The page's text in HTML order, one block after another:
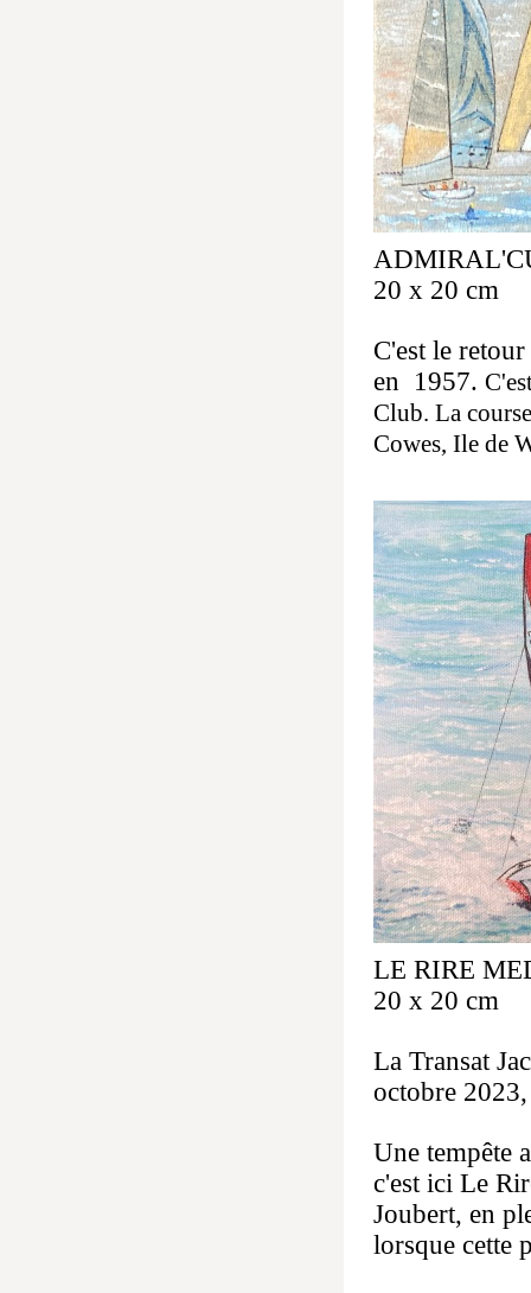
20 x 20 cm
C'est le
en 1957.
Club. La
Cowes, Ile de
LE RIRE
20 x 20 cm
La Transat
octobre
Une tempête
c'est ici Le
Joubert, en
lorsque cette